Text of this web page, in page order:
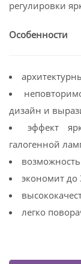
регулировки
Особенности
дизайн и
эффект
галогенной
экономит до
легко